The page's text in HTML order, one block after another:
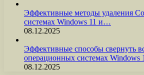
Эффективные методы удаления
системах Windows 11 и…
08.12.2025
Эффективные способы свернуть
операционных системах Windows
08.12.2025